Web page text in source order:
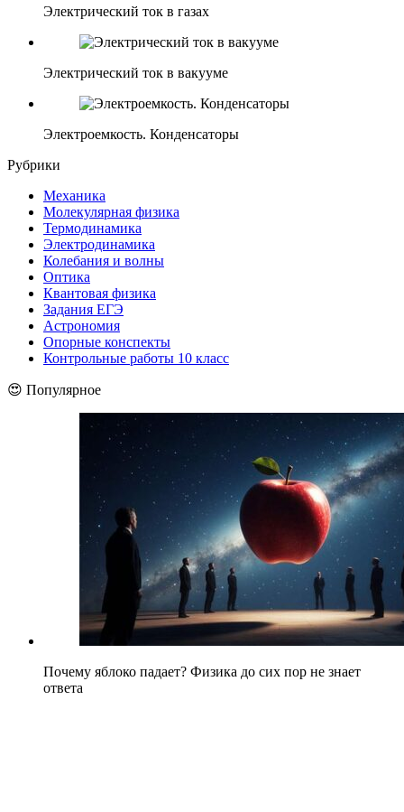
Электрический ток в газах
Электрический ток в вакууме
Электроемкость. Конденсаторы
Рубрики
Механика
Молекулярная физика
Термодинамика
Электродинамика
Колебания и волны
Оптика
Квантовая физика
Задания ЕГЭ
Астрономия
Опорные конспекты
Контрольные работы 10 класс
😍 Популярное
Почему яблоко падает? Физика до сих пор не знает
ответа